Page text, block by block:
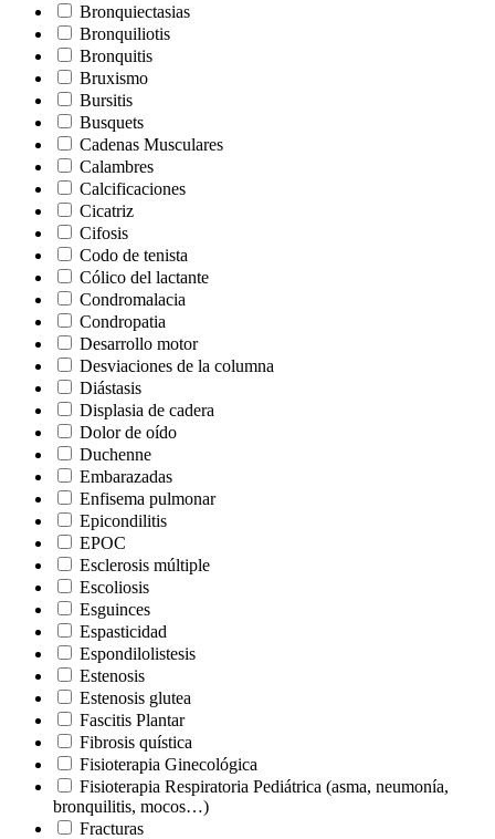
Bronquiectasias
Bronquiliotis
Bronquitis
Bruxismo
Bursitis
Busquets
Cadenas Musculares
Calambres
Calcificaciones
Cicatriz
Cifosis
Codo de tenista
Cólico del lactante
Condromalacia
Condropatia
Desarrollo motor
Desviaciones de la columna
Diástasis
Displasia de cadera
Dolor de oído
Duchenne
Embarazadas
Enfisema pulmonar
Epicondilitis
EPOC
Esclerosis múltiple
Escoliosis
Esguinces
Espasticidad
Espondilolistesis
Estenosis
Estenosis glutea
Fascitis Plantar
Fibrosis quística
Fisioterapia Ginecológica
Fisioterapia Respiratoria Pediátrica (asma, neumonía,
bronquilitis, mocos…)
Fracturas